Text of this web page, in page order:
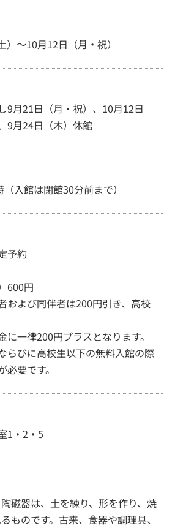
～10月12日（月・祝）
月21日（月・祝）、10月12日
9月24日（木）休館
入館は閉館30分前まで）
予約
600円
および同伴者は200円引き、高校
に一律200円プラスとなります。
らびに高校生以下の無料入館の際
要です。
1・2・5
磁器は、土を練り、形を作り、焼
ものです。古来、食器や調理具、